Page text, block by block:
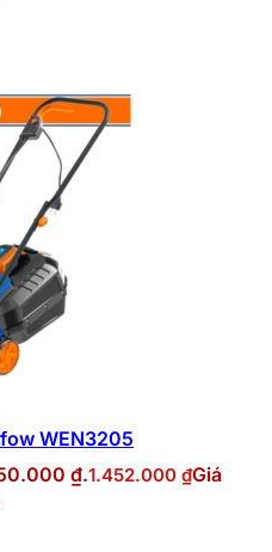
WEN3205
₫.1.452.000 ₫Giá